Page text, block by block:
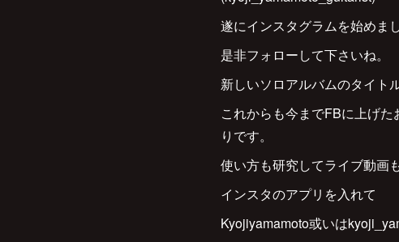
遂にインスタグラムを始めま
是非フォローして下さいね。
新しいソロアルバムのタイト
これからも今までFBに上げ
りです。
使い方も研究してライブ動画
インスタのアプリを入れて
Kyojiyamamoto或いは